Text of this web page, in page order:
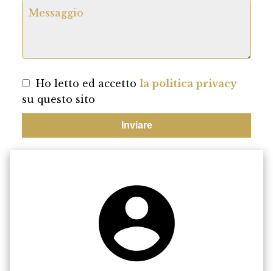
Ho letto ed accetto la politica privacy
su questo sito
Inviare